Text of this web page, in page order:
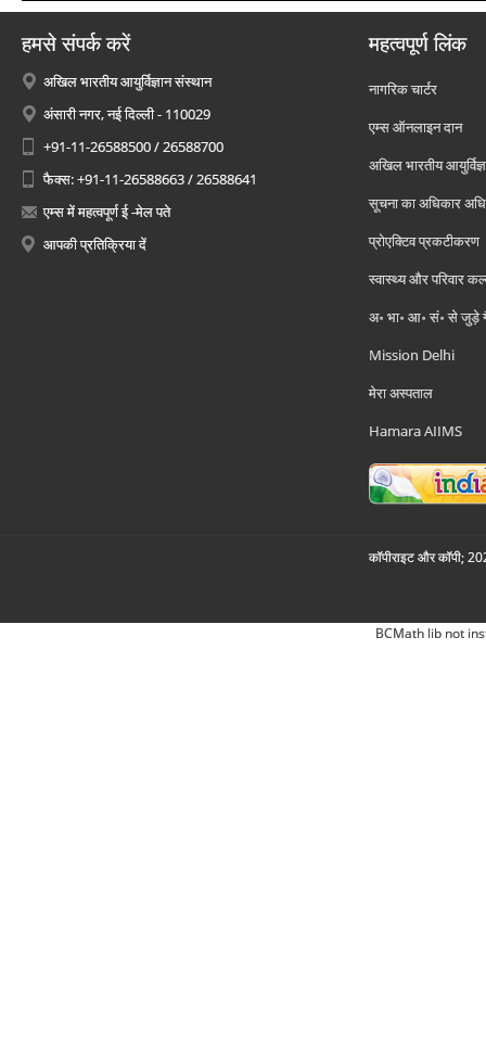
हमसे संपर्क करें
अखिल भारतीय आयुर्विज्ञान संस्थान
अंसारी नगर, नई दिल्ली - 110029
+91-11-26588500 / 26588700
फैक्स: +91-11-26588663 / 26588641
एम्स में महत्वपूर्ण ई -मेल पते
आपकी प्रतिक्रिया दें
महत्वपूर्ण लिंक
नागरिक चार्टर
एम्स ऑनलाइन दान
अखिल भारतीय
सूचना का अधिकार
प्रोएक्टिव प्रकटीकरण
स्वास्थ्य और परिवार
अ॰ भा॰ आ॰ सं॰ से जुड़े
Mission Delhi
मेरा अस्पताल
Hamara AIIMS
कॉपीराइट और कॉपी;
BCMath lib not